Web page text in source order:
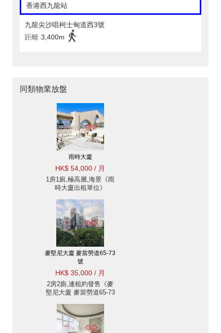
香港西九龍站
九龍尖沙咀柯士甸道西3號
距離 3,400m
同類物業放盤
雨時大廈
HK$ 54,000 / 月
1房1廁,極高層,海景《雨
時大廈出租單位》
麥堅尼大廈 麥當勞道65-73
號
HK$ 35,000 / 月
2房2廁,連租約發售《麥
堅尼大廈 麥當勞道65-73